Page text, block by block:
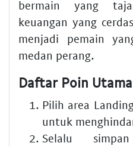
bermain yang
keuangan yang
menjadi pemain
medan perang.
Daftar Poin
Pilih area
untuk
Selalu